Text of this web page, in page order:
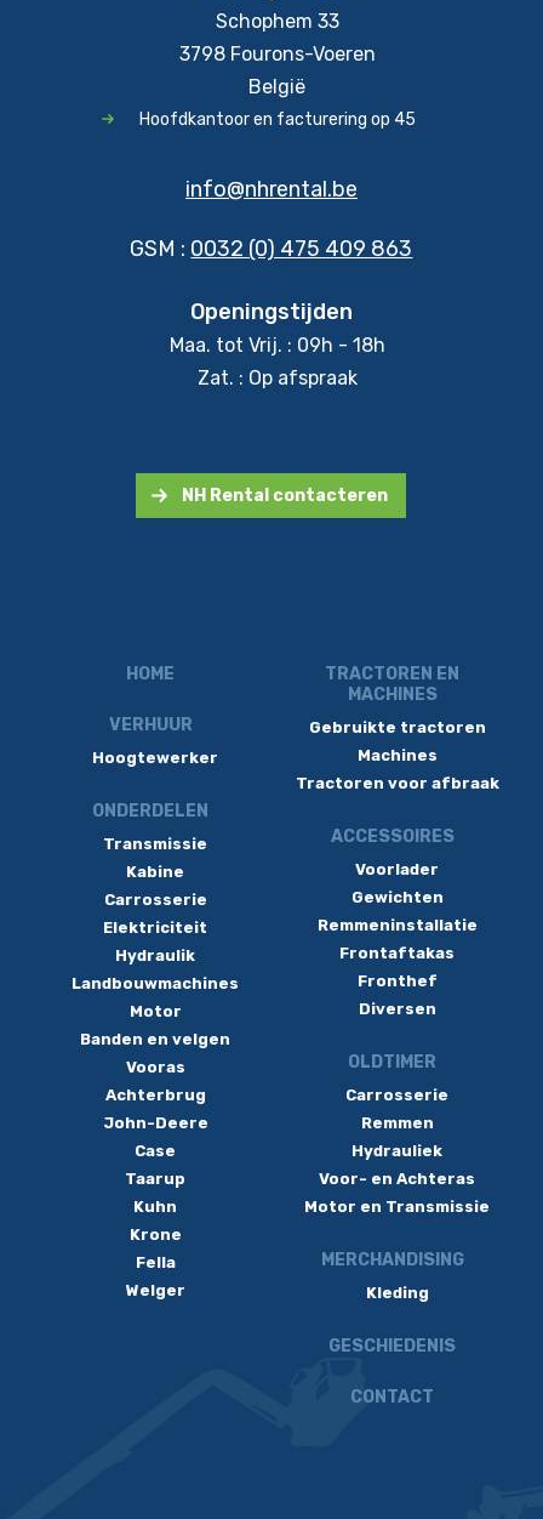
Schophem 33
3798 Fourons-Voeren
België
Hoofdkantoor en facturering op 45
info@nhrental.be
GSM : 0032 (0) 475 409 863
Openingstijden
Maa. tot Vrij. : 09h - 18h
Zat. : Op afspraak
NH Rental contacteren
HOME
VERHUUR
Hoogtewerker
ONDERDELEN
Transmissie
Kabine
Carrosserie
Elektriciteit
Hydraulik
Landbouwmachines
Motor
Banden en velgen
Vooras
Achterbrug
John-Deere
Case
Taarup
Kuhn
Krone
Fella
Welger
TRACTOREN EN
MACHINES
Gebruikte tractoren
Machines
Tractoren voor afbraak
ACCESSOIRES
Voorlader
Gewichten
Remmeninstallatie
Frontaftakas
Fronthef
Diversen
OLDTIMER
Carrosserie
Remmen
Hydrauliek
Voor- en Achteras
Motor en Transmissie
MERCHANDISING
Kleding
GESCHIEDENIS
CONTACT